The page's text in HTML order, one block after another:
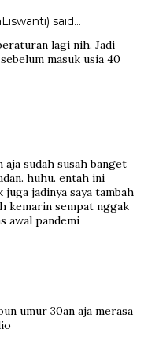
said…
lagi nih. Jadi
masuk usia 40
aja sudah susah banget
huhu. entah ini
jadinya saya tambah
kemarin sempat nggak
awal pandemi
umur 30an aja merasa